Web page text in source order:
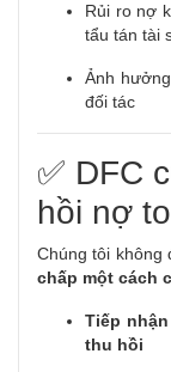
Rủi ro nợ
tẩu tán tài
Ảnh
đối tác
✅ DFC
hồi nợ
Chúng tôi không
chấp một cách
Tiếp
thu hồi